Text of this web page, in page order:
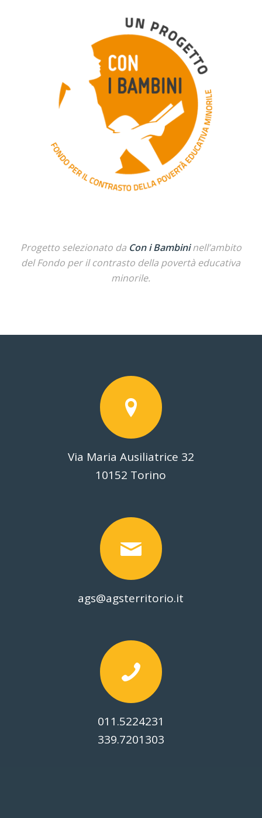
Progetto selezionato da Con i Bambininell’ambito
del Fondo per il contrasto della povertà educativa
minorile.
Via Maria Ausiliatrice 32
10152 Torino
ags@agsterritorio.it
011.5224231
339.7201303